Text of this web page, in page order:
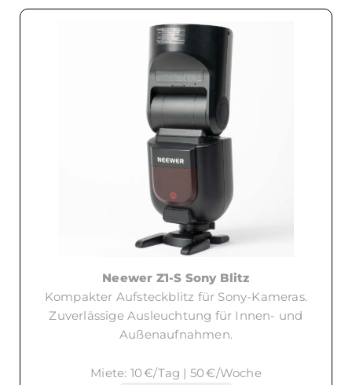
Neewer Z1-S Sony Blitz
Kompakter Aufsteckblitz für Sony-Kameras.
Zuverlässige Ausleuchtung für Innen- und
Außenaufnahmen.
Miete: 10 €/Tag | 50 €/Woche